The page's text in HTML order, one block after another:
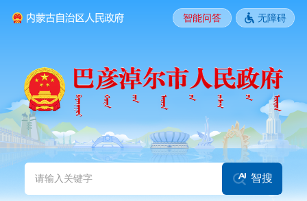
头条 国务院信息 自治区信息
政务动态 旗县区动态
图片新闻
智能问答 无障碍
智搜